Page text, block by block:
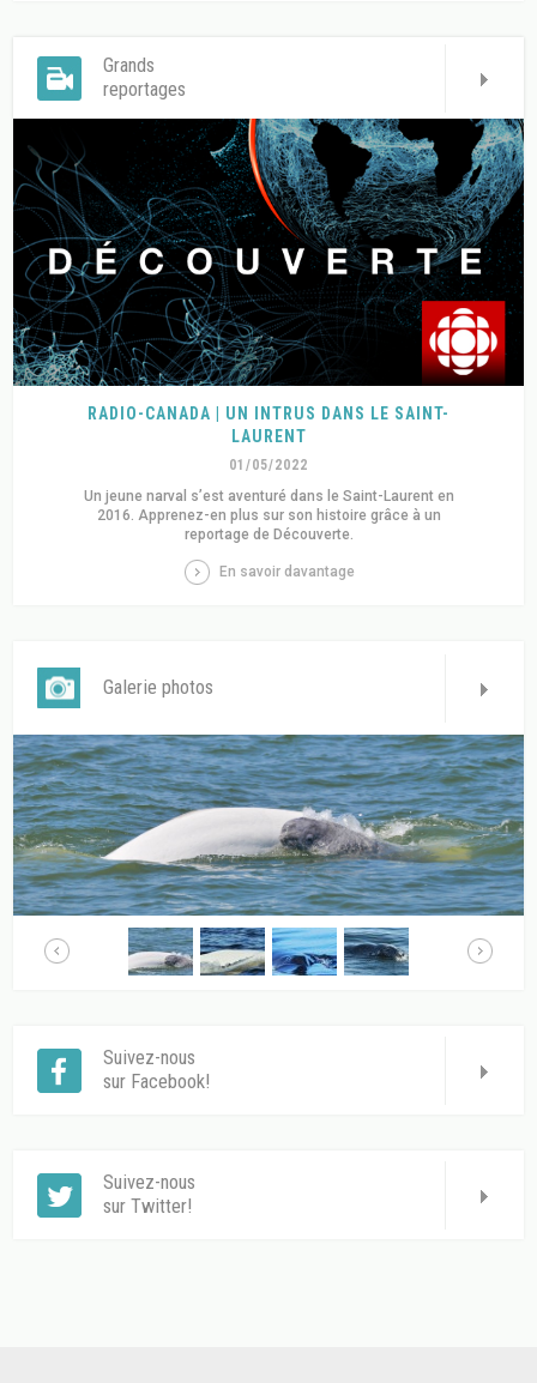
Grands
reportages
RADIO-CANADA | UN INTRUS DANS LE SAINT-
LAURENT
01/05/2022
Un jeune narval s’est aventuré dans le Saint-Laurent en
2016. Apprenez-en plus sur son histoire grâce à un
reportage de Découverte.
En savoir davantage
Galerie photos
Suivez-nous
sur Facebook!
Suivez-nous
sur Twitter!